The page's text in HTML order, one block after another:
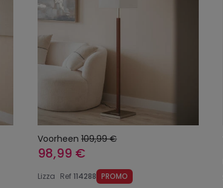
Voorheen 109,99 €
98,99 €
Lizza Ref114288 PROMO